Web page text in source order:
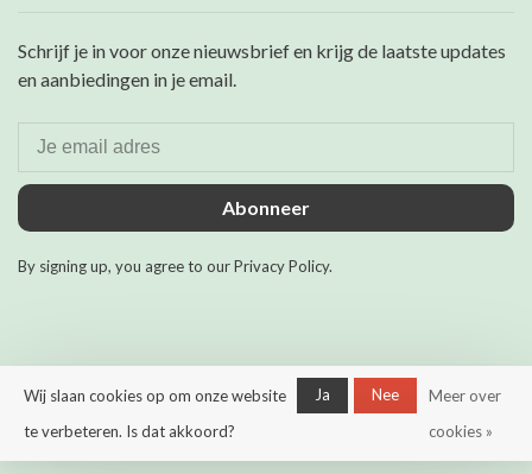
Schrijf je in voor onze nieuwsbrief en krijg de laatste updates
en aanbiedingen in je email.
Abonneer
By signing up, you agree to our Privacy Policy.
© Copyright 2026 Maurits &
Theme byHuysmans.me
Wij slaan cookies op om onze website
te verbeteren. Is dat akkoord?
Ja Nee
Meer over
cookies »